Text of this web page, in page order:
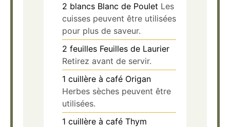
2 blancs Blanc de Poulet Les
cuisses peuvent être utilisées
pour plus de saveur.
2 feuilles Feuilles de Laurier
Retirez avant de servir.
1 cuillère à café Origan
Herbes sèches peuvent être
utilisées.
1 cuillère à café Thym